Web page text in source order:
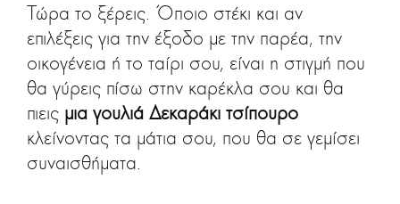
Τώρα το ξέρεις. Όποιο στέκι και αν
επιλέξεις για την έξοδο με την παρέα, την
οικογένεια ή το ταίρι σου, είναι η στιγμή που
θα γύρεις πίσω στην καρέκλα σου και θα
πιεις μια γουλιά Δεκαράκι τσίπουρο
κλείνοντας τα μάτια σου, που θα σε γεμίσει
συναισθήματα.